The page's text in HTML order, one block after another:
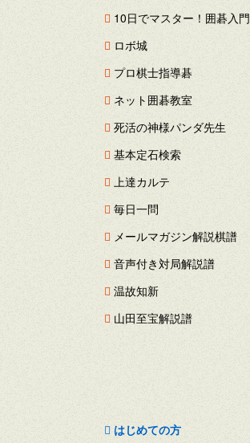
10日でマスター！囲碁入門
ロボ城
プロ棋士指導碁
ネット囲碁教室
死活の神様パンダ先生
基本定石検索
上達カルテ
毎日一問
メールマガジン解説棋譜
音声付き対局解説譜
温故知新
山田至宝解説譜
はじめての方